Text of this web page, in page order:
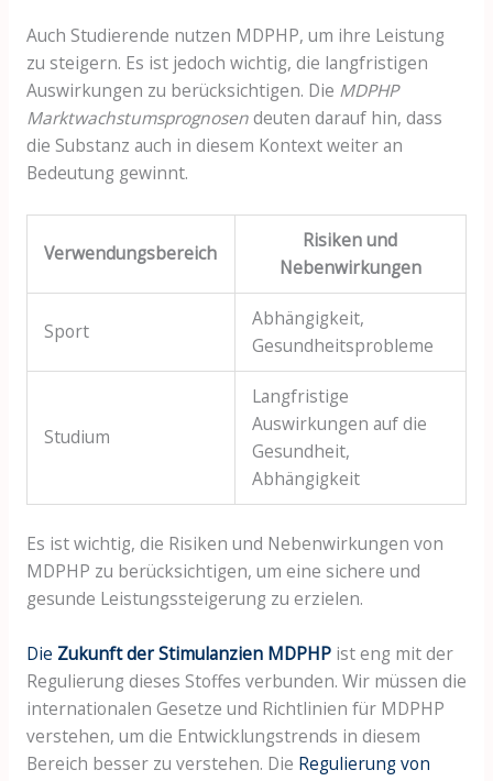
Auch Studierende nutzen MDPHP, um ihre Leistung
zu steigern. Es ist jedoch wichtig, die langfristigen
Auswirkungen zu berücksichtigen. Die MDPHP
Marktwachstumsprognosendeuten darauf hin, dass
die Substanz auch in diesem Kontext weiter an
Bedeutung gewinnt.
Verwendungsbereich
Risiken und
Nebenwirkungen
Sport
Abhängigkeit,
Gesundheitsprobleme
Studium
Langfristige
Auswirkungen auf die
Gesundheit,
Abhängigkeit
Es ist wichtig, die Risiken und Nebenwirkungen von
MDPHP zu berücksichtigen, um eine sichere und
gesunde Leistungssteigerung zu erzielen.
Die Zukunft der Stimulanzien MDPHPist eng mit der
Regulierung dieses Stoffes verbunden. Wir müssen die
internationalen Gesetze und Richtlinien für MDPHP
verstehen, um die Entwicklungstrends in diesem
Bereich besser zu verstehen. Die Regulierung von